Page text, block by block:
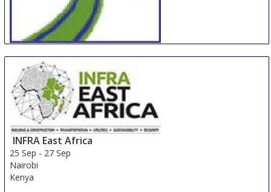
24 Sep-27 Sep
Berlin
Germany
INFRA East Africa
25 Sep - 27 Sep
Nairobi
Kenya